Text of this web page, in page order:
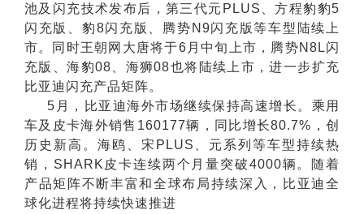
池及闪充技术发布后，第三代元PLUS、方程豹豹5
闪充版、豹8闪充版、腾势N9闪充版等车型陆续上
市。同时王朝网大唐将于6月中旬上市，腾势N8L闪
充版、海豹08、海狮08也将陆续上市，进一步扩充
比亚迪闪充产品矩阵。
5月，比亚迪海外市场继续保持高速增长。乘用
车及皮卡海外销售160177辆，同比增长80.7%，创
历史新高。海鸥、宋PLUS、元系列等车型持续热
销，SHARK皮卡连续两个月量突破4000辆。随着
产品矩阵不断丰富和全球布局持续深入，比亚迪全
球化进程将持续快速推进